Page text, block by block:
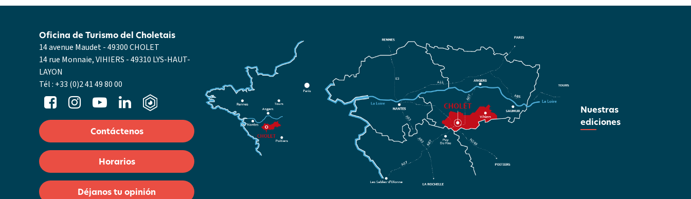
14 avenue Maudet - 49300 CHOLET
14 rue Monnaie, VIHIERS - 49310 LYS-HAUT-
LAYON
Tél : +33 (0)2 41 49 80 00
Oficina de Turismo del Choletais
Contáctenos
Horarios
Déjanos tu opinión
Nuestras
ediciones